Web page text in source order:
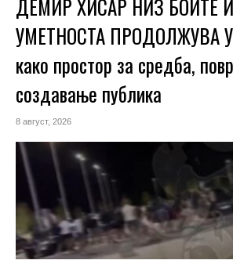
ДЕМИР ХИСАР НИЗ БОИТЕ
УМЕТНОСТА ПРОДОЛЖУВА
како простор за средба,
создавање публика
8 август, 2026